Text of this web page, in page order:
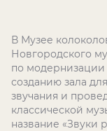
В Музее
Новгородского
по
созданию зала
звучания и
классической
название «Звуки